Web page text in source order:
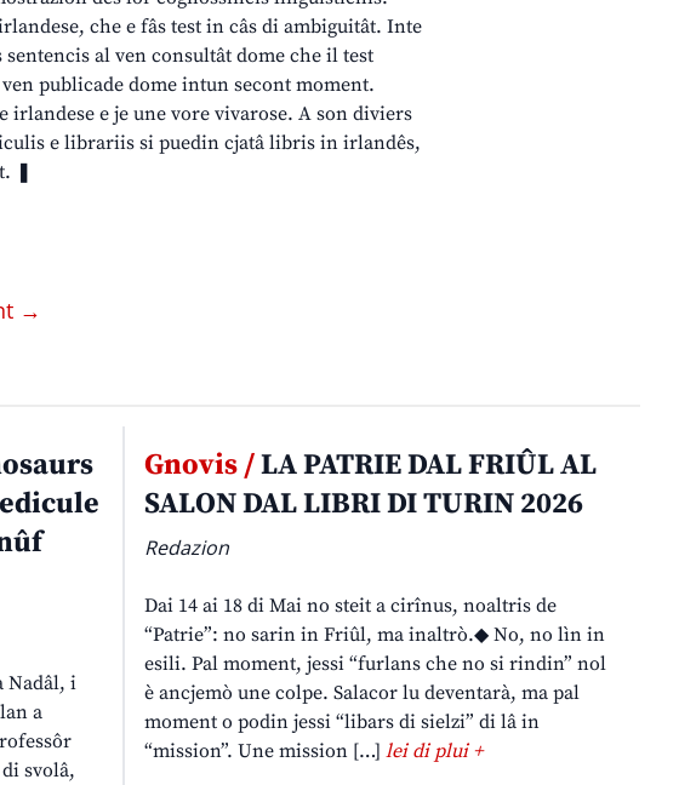
che e fâs test in câs di ambiguitât. Inte
al ven consultât dome che il test
publicade dome intun secont moment.
e je une vore vivarose. A son diviers
e librariis si puedin cjatâ libris in irlandês,
❚
→
Nadâl, i
a
svolâ,
Gnovis /LA PATRIE DAL FRIÛL AL
SALON DAL LIBRI DI TURIN 2026
Redazion
Dai 14 ai 18 di Mai no steit a cirînus, noaltris de
“Patrie”: no sarin in Friûl, ma inaltrò.◆ No, no lìn in
esili. Pal moment, jessi “furlans che no si rindin” nol
è ancjemò une colpe. Salacor lu deventarà, ma pal
moment o podin jessi “libars di sielzi” di lâ in
“mission”. Une mission […]lei di plui +